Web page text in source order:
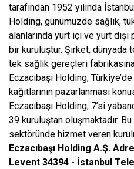
tarafından 1952 yılında
Holding, günümüzde sağlık,
alanlarında yurt içi ve yurt
bir kuruluştur. Şirket, dünyada
tek sağlık gereçleri
Eczacıbaşı Holding,
kağıtlarının pazarlanması
Eczacıbaşı Holding, 7’si
39 kuruluştan oluşmaktadır.
sektöründe hizmet veren
Eczacıbaşı Holding A.Ş.
Levent 34394 - İstanbul